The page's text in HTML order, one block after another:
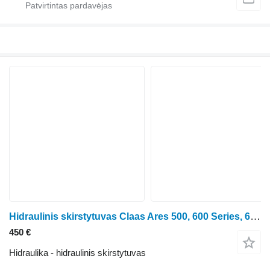
Hidraulinis skirstytuvas Claas Ares 500, 600 Series, 656rc, 616rc, Hydraulic Valve Cover Assy 6 6005030526
450 €
Hidraulika - hidraulinis skirstytuvas